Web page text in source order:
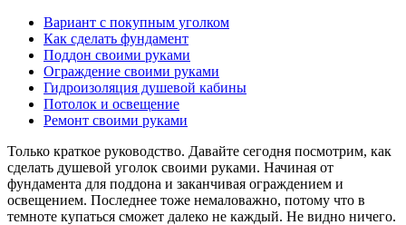
Вариант с покупным уголком
Как сделать фундамент
Поддон своими руками
Ограждение своими руками
Гидроизоляция душевой кабины
Потолок и освещение
Ремонт своими руками
Только краткое руководство. Давайте сегодня посмотрим, как
сделать душевой уголок своими руками. Начиная от
фундамента для поддона и заканчивая ограждением и
освещением. Последнее тоже немаловажно, потому что в
темноте купаться сможет далеко не каждый. Не видно ничего.